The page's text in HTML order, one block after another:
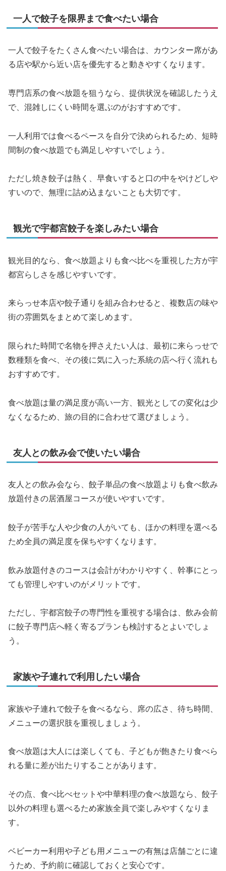
一人で餃子を限界まで食べたい場合
一人で餃子をたくさん食べたい場合は、カウンター席があ
る店や駅から近い店を優先すると動きやすくなります。
専門店系の食べ放題を狙うなら、提供状況を確認したうえ
で、混雑しにくい時間を選ぶのがおすすめです。
一人利用では食べるペースを自分で決められるため、短時
間制の食べ放題でも満足しやすいでしょう。
ただし焼き餃子は熱く、早食いすると口の中をやけどしや
すいので、無理に詰め込まないことも大切です。
観光で宇都宮餃子を楽しみたい場合
観光目的なら、食べ放題よりも食べ比べを重視した方が宇
都宮らしさを感じやすいです。
来らっせ本店や餃子通りを組み合わせると、複数店の味や
街の雰囲気をまとめて楽しめます。
限られた時間で名物を押さえたい人は、最初に来らっせで
数種類を食べ、その後に気に入った系統の店へ行く流れも
おすすめです。
食べ放題は量の満足度が高い一方、観光としての変化は少
なくなるため、旅の目的に合わせて選びましょう。
友人との飲み会で使いたい場合
友人との飲み会なら、餃子単品の食べ放題よりも食べ飲み
放題付きの居酒屋コースが使いやすいです。
餃子が苦手な人や少食の人がいても、ほかの料理を選べる
ため全員の満足度を保ちやすくなります。
飲み放題付きのコースは会計がわかりやすく、幹事にとっ
ても管理しやすいのがメリットです。
ただし、宇都宮餃子の専門性を重視する場合は、飲み会前
に餃子専門店へ軽く寄るプランも検討するとよいでしょ
う。
家族や子連れで利用したい場合
家族や子連れで餃子を食べるなら、席の広さ、待ち時間、
メニューの選択肢を重視しましょう。
食べ放題は大人には楽しくても、子どもが飽きたり食べら
れる量に差が出たりすることがあります。
その点、食べ比べセットや中華料理の食べ放題なら、餃子
以外の料理も選べるため家族全員で楽しみやすくなりま
す。
ベビーカー利用や子ども用メニューの有無は店舗ごとに違
うため、予約前に確認しておくと安心です。